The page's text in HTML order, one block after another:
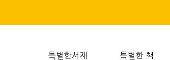
특별한서재 특별한 책